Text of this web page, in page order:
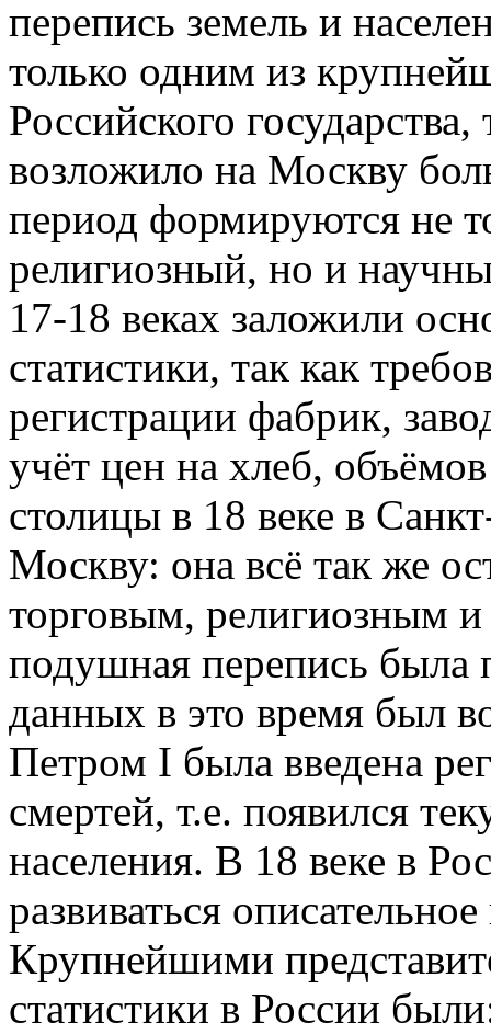
перепись земель и
только одним из
Российского
возложило на Москву
период формируются не
религиозный, но и
17-18 веках заложили
статистики, так как
регистрации фабрик,
учёт цен на хлеб,
столицы в 18 веке в
Москву: она всё так же
торговым, религиозным
подушная перепись была
данных в это время был
Петром I была введена
смертей, т.е. появился
населения. В 18 веке в
развиваться
Крупнейшими
статистики в России